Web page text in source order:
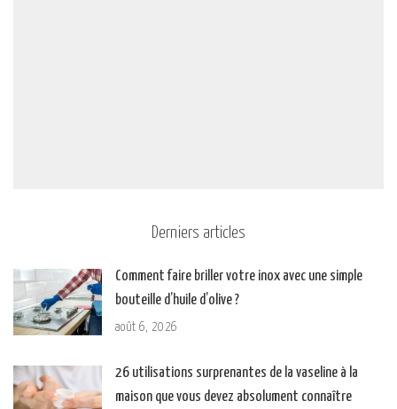
Derniers articles
Comment faire briller votre inox avec une simple
bouteille d’huile d’olive ?
août 6, 2026
26 utilisations surprenantes de la vaseline à la
maison que vous devez absolument connaître